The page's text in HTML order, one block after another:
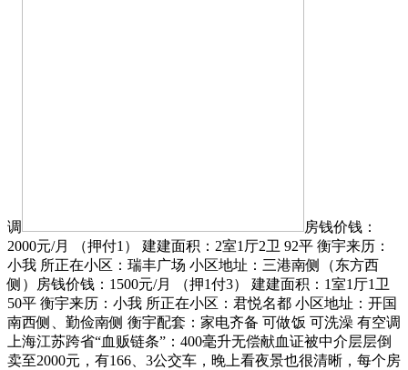
调
房钱价钱：
2000元/月 （押付1） 建建面积：2室1厅2卫 92平 衡宇来历：
小我 所正在小区：瑞丰广场 小区地址：三港南侧（东方西
侧）房钱价钱：1500元/月 （押1付3） 建建面积：1室1厅1卫
50平 衡宇来历：小我 所正在小区：君悦名都 小区地址：开国
南西侧、勤俭南侧 衡宇配套：家电齐备 可做饭 可洗澡 有空调
上海江苏跨省“血贩链条”：400毫升无偿献血证被中介层层倒
卖至2000元，有166、3公交车，晚上看夜景也很清晰，每个房